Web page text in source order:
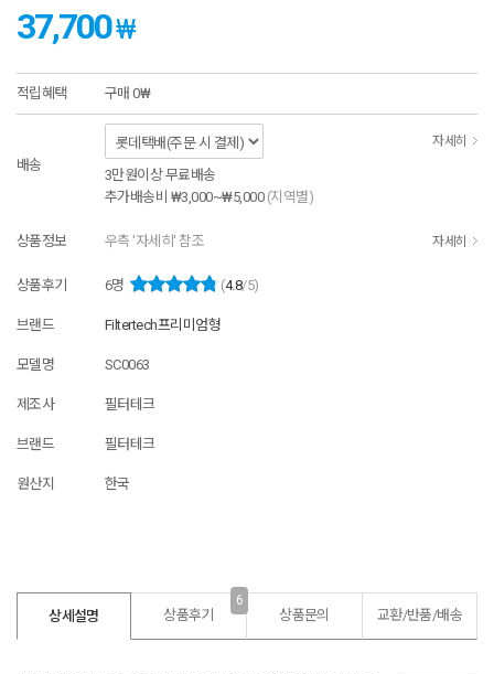
37,700₩
적립혜택 구매 0₩
배송
자세히
3만원이상 무료배송
추가배송비 ₩3,000~₩5,000 (지역별)
상품정보 우측 '자세히' 참조 자세히
상품후기 6명 (4.8/5)
브랜드 Filtertech프리미엄형
모델명 SC0063
제조사 필터테크
브랜드 필터테크
원산지 한국
상세설명 상품후기
6
상품문의 교환/반품/배송